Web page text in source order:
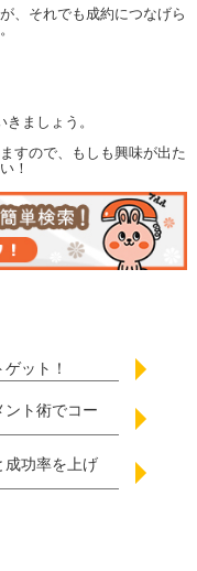
、それでも成約につなげら
ましょう。
すので、もしも興味が出た
！
ット！
ント術でコー
成功率を上げ